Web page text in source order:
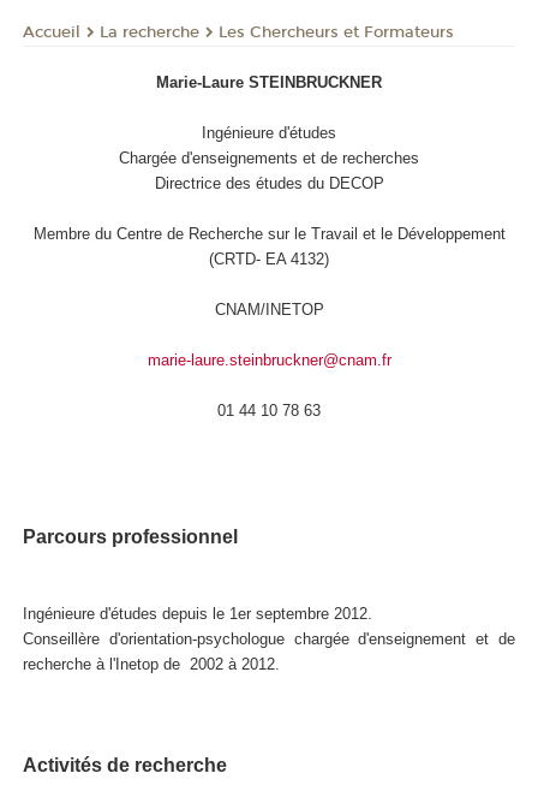
Accueil La recherche Les Chercheurs et Formateurs
Marie-Laure STEINBRUCKNER
Ingénieure d'études
Chargée d'enseignements et de recherches
Directrice des études du DECOP
Membre du Centre de Recherche sur le Travail et le Développement
(CRTD- EA 4132)
CNAM/INETOP
marie-laure.steinbruckner@cnam.fr
01 44 10 78 63
Parcours professionnel
Ingénieure d'études depuis le 1er septembre 2012.
Conseillère d'orientation-psychologue chargée d'enseignement et de
recherche à l'Inetop de 2002 à 2012.
Activités de recherche